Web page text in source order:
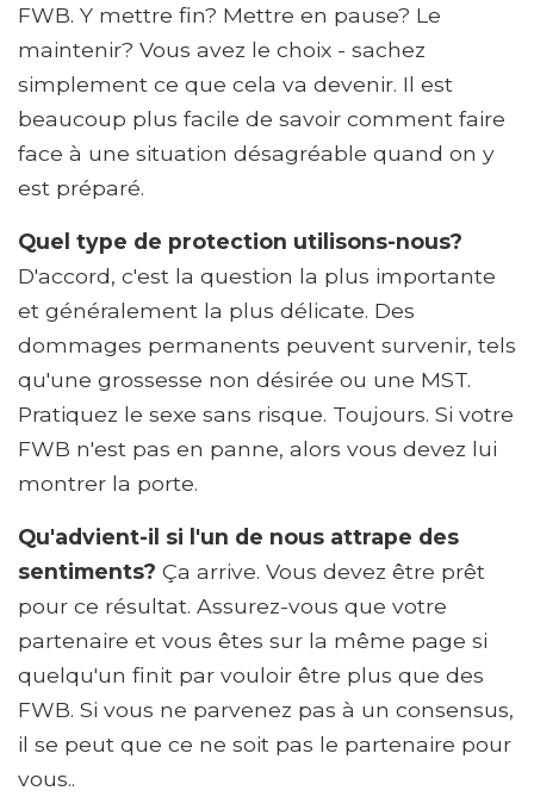
FWB. Y mettre fin? Mettre en pause? Le
maintenir? Vous avez le choix - sachez
simplement ce que cela va devenir. Il est
beaucoup plus facile de savoir comment faire
face à une situation désagréable quand on y
est préparé.
Quel type de protection utilisons-nous?
D'accord, c'est la question la plus importante
et généralement la plus délicate. Des
dommages permanents peuvent survenir, tels
qu'une grossesse non désirée ou une MST.
Pratiquez le sexe sans risque. Toujours. Si votre
FWB n'est pas en panne, alors vous devez lui
montrer la porte.
Qu'advient-il si l'un de nous attrape des
sentiments? Ça arrive. Vous devez être prêt
pour ce résultat. Assurez-vous que votre
partenaire et vous êtes sur la même page si
quelqu'un finit par vouloir être plus que des
FWB. Si vous ne parvenez pas à un consensus,
il se peut que ce ne soit pas le partenaire pour
vous..